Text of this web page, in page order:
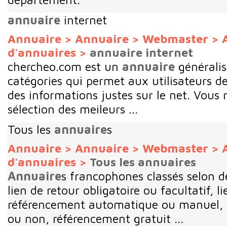
annuaire internet
Annuaire > Annuaire > Webmaster >
d'annuaires > annuaire internet
chercheo.com est un annuaire
catégories qui permet aux utilisateurs
des informations justes sur le net. Vous
sélection des meileurs ...
Tous les annuaires
Annuaire > Annuaire > Webmaster >
d'annuaires > Tous les annuaires
Annuaires francophones classés selon
lien de retour obligatoire ou facultatif,
référencement automatique ou
ou non, référencement gratuit ...